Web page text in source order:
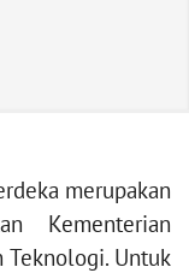
merupakan
Kementerian
Teknologi. Untuk